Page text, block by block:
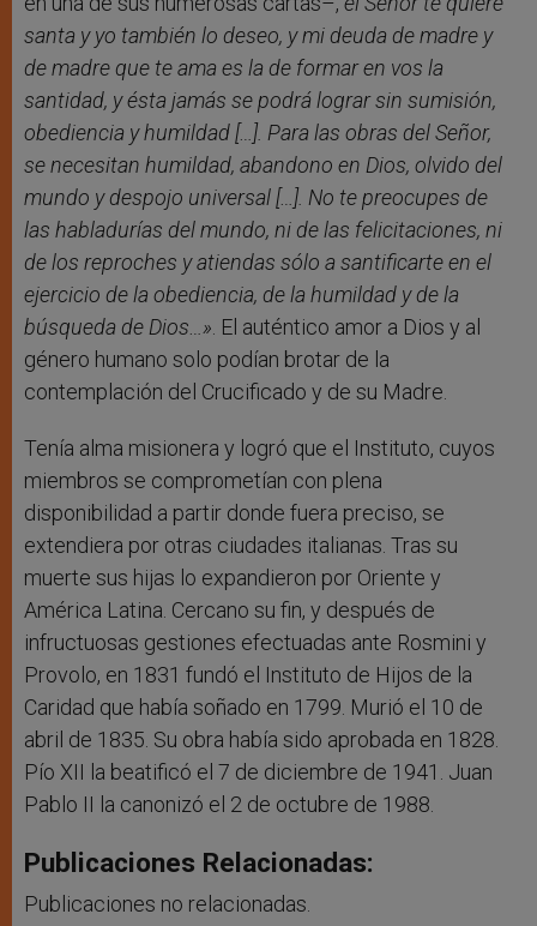
santa y yo también lo deseo, y mi deuda de madre y
de madre que te ama es la de formar en vos la
santidad, y ésta jamás se podrá lograr sin sumisión,
obediencia y humildad […]. Para las obras del Señor,
se necesitan humildad, abandono en Dios, olvido del
mundo y despojo universal […]. No te preocupes de
las habladurías del mundo, ni de las felicitaciones, ni
de los reproches y atiendas sólo a santificarte en el
ejercicio de la obediencia, de la humildad y de la
búsqueda de Dios…». El auténtico amor a Dios y al
género humano solo podían brotar de la
contemplación del Crucificado y de su Madre.
Tenía alma misionera y logró que el Instituto, cuyos
miembros se comprometían con plena
disponibilidad a partir donde fuera preciso, se
extendiera por otras ciudades italianas. Tras su
muerte sus hijas lo expandieron por Oriente y
América Latina. Cercano su fin, y después de
infructuosas gestiones efectuadas ante Rosmini y
Provolo, en 1831 fundó el Instituto de Hijos de la
Caridad que había soñado en 1799. Murió el 10 de
abril de 1835. Su obra había sido aprobada en 1828.
Pío XII la beatificó el 7 de diciembre de 1941. Juan
Pablo II la canonizó el 2 de octubre de 1988.
Publicaciones Relacionadas:
Publicaciones no relacionadas.